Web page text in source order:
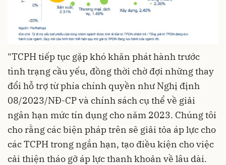
"TCPH tiếp tục gặp khó khăn phát hành trước
tình trạng cầu yếu, đồng thời chờ đợi những thay
đổi hỗ trợ từ phía chính quyền như Nghị định
08/2023/NĐ-CP và chính sách cụ thể về giải
ngân hạn mức tín dụng cho năm 2023. Chúng tôi
cho rằng các biện pháp trên sẽ giải tỏa áp lực cho
các TCPH trong ngắn hạn, tạo điều kiện cho việc
cải thiện tháo gỡ áp lực thanh khoản về lâu dài.